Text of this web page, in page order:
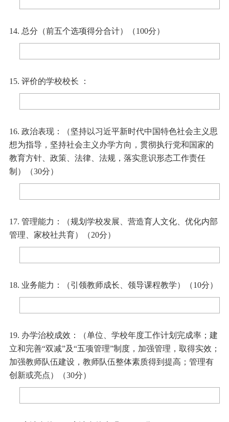
14. 总分（前五个选项得分合计）（100分）
15. 评价的学校校长 ：
16. 政治表现：（坚持以习近平新时代中国特色社会主义思
想为指导，坚持社会主义办学方向，贯彻执行党和国家的
教育方针、政策、法律、法规，落实意识形态工作责任
制）（30分）
17. 管理能力：（规划学校发展、营造育人文化、优化内部
管理、家校社共育）（20分）
18. 业务能力：（引领教师成长、领导课程教学）（10分）
19. 办学治校成效：（单位、学校年度工作计划完成率；建
立和完善“双减”及“五项管理”制度，加强管理，取得实效；
加强教师队伍建设，教师队伍整体素质得到提高；管理有
创新或亮点）（30分）